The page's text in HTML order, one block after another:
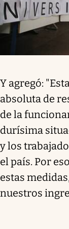
Y agregó:
absoluta de
de la
durísima
y los
el país. Por
estas
nuestros